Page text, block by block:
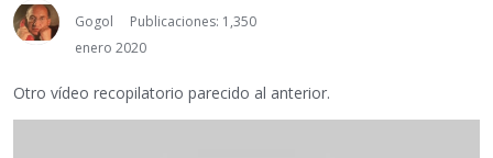
Gogol
Publicaciones: 1,350
enero 2020
Otro vídeo recopilatorio parecido al anterior.